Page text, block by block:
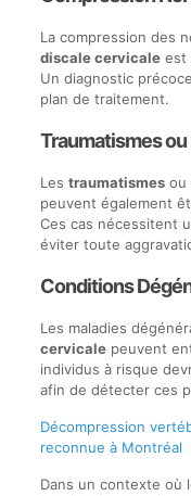
La compression des
discale cervicaleest
Un diagnostic
plan de traitement.
Traumatismes
Les traumatismesou
peuvent également
Ces cas nécessitent
éviter toute
Conditions
Les maladies
cervicalepeuvent
individus à risque
afin de détecter ces
Décompression
reconnue à Montréal
Dans un contexte où